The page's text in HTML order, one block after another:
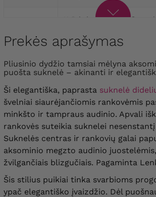
Krūtinės apimtis 136 cm
,
bicepsas
60
Krūtinės apimtis 140 cm
150 cm, ilgis 116 cm,
bicepsas 46 cm
62
krūtinės apimtis 146 cm
,
156 cm, ilgis 118 cm ,
bicepsas 48 cm
64
Krūtinės apimtis 154 cm,
162 cm
, ilgis 119 cm ,
bicepsas 50 cm
Prekės aprašymas
Pliusinio dydžio tamsiai mėlyna aksominė blizgučiais
puošta suknelė – akinanti ir
Ši elegantiška, paprasta suknelė
švelniai siaurėjančiomis rankovėmis
minkšto ir tampraus audinio. Apvali
rankovės suteikia suknelei
Suknelės centras ir rankovių galai
aksominio megzto audinio
žvilgančiais blizgučiais. Pagaminta
Šis stilius puikiai tinka svarbioms
ypač elegantiško įvaizdžio. Dėl